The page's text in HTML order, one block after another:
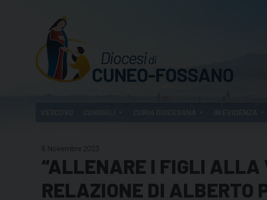
6 Novembre 2023
“ALLENARE I FIGLI ALLA
RELAZIONE DI ALBERTO